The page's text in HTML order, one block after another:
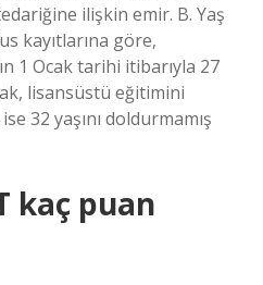
ilişkin emir. B. Yaş
kayıtlarına göre,
1 Ocak tarihi itibarıyla 27
lisansüstü eğitimini
32 yaşını doldurmamış
kaç puan